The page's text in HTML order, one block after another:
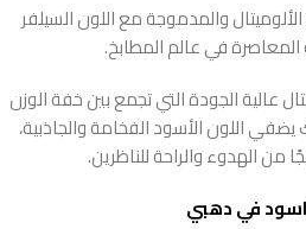
والمدموجة مع اللون السيلفر
المعاصرة في عالم المطابخ.
عالية الجودة التي تجمع بين خفة الوزن
اللون الأسود الفخامة والجاذبية،
من الهدوء والراحة للناظرين.
في دهبي